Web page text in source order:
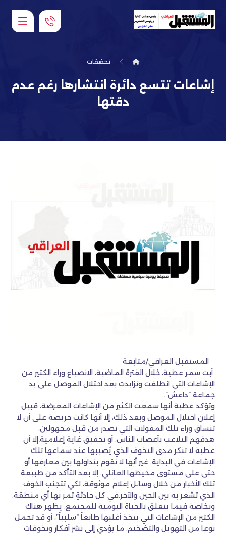
تحقيقات
إشاعات تتسع دائرة انتشارها رغم عدم
دقتها
المستقبل العراقي/متابعة
أبت سمر عطية، خلال الفترة الماضية، الانصياع وراء الكثير من
الإشاعات التي انطلقت وتزايدت بعد احتلال الموصل على يد
جماعة “داعش”.
وتؤكد عطية أنها سمعت الكثير من الإشاعات المغرضة، قبيل
إعلان احتلال الموصل وبعد ذلك، إلا أنها كانت حريصة على أن لا
تنساق وراء تلك المقولات التي تصدر من قبل مجهولين،
هدفهم التلاعب بأعصاب الناس، أو تحقيق غاية إعلامية.إلا أن
عطية لا تنكر مدى التخوف الذي يُصيبها عند سماعها تلك
الإشاعات في البداية، غير أنها لا تقوم بتداولها بين معارفها أو
حتى على مستوى محيطها العائلي، إلا بعد التأكد من طبيعة
تلك الأخبار من خلال وسائل إعلام موثوقة، لكي تتجنب الخوف
الذي تشعر به بين الحين والآخر.في كل حادثةٍ تمر بها أي منطقة،
وبخاصة فيما يتعلق بالحياة اليومية للمجتمع، يظهر هناك
الكثير من الإشاعات التي يتخذ أغلبها طابعاً “سلبياً”، أو قد تحمل
نوعا من التهويل والتضخيم، ما يؤدي إلى نشر أفكار وتخوفات